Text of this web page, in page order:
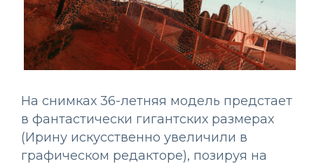
На снимках 36-летняя модель предстает
в фантастически гигантских размерах
(Ирину искусственно увеличили в
графическом редакторе), позируя на